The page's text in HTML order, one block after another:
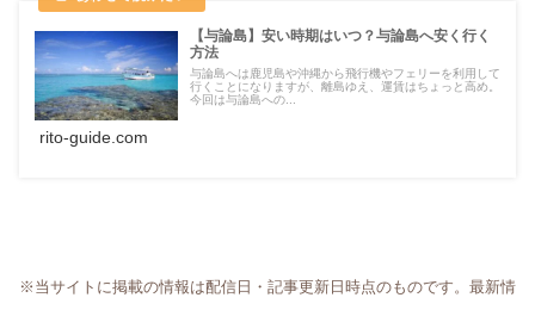
【与論島】安い時期はいつ？与論島へ安く行く
方法
与論島へは鹿児島や沖縄から飛行機やフェリーを利用して
行くことになりますが、離島ゆえ、運賃はちょっと高め。
今回は与論島への...
rito-guide.com
※当サイトに掲載の情報は配信日・記事更新日時点のものです。最新情